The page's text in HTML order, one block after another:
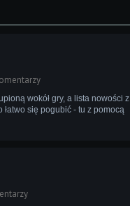
wokół gry, a lista nowości z
łatwo się pogubić - tu z pomocą